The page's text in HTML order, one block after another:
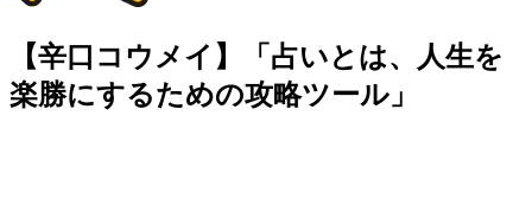
【辛口コウメイ】「占いとは、人生を
楽勝にするための攻略ツール」